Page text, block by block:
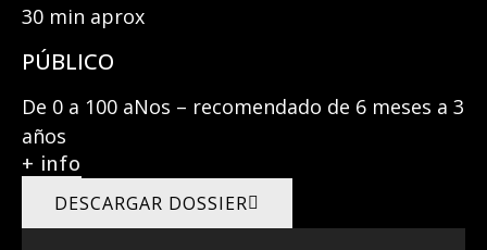
30 min aprox
PÚBLICO
De 0 a 100 aNos – recomendado de 6 meses a 3
años
+ info
DESCARGAR DOSSIER